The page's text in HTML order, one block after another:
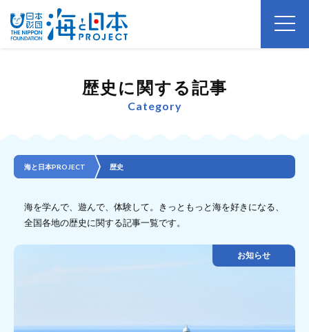
歴史に関する記事
Category
海と日本PROJECT 歴史
海を学んで、遊んで、体験して。きっともっと海を好きになる、
全国各地の歴史に関する記事一覧です。
お知らせ